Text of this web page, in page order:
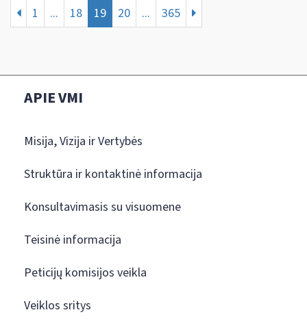
1 ... 18 19 20 ... 365
APIE VMI
Misija, Vizija ir Vertybės
Struktūra ir kontaktinė informacija
Konsultavimasis su visuomene
Teisinė informacija
Peticijų komisijos veikla
Veiklos sritys